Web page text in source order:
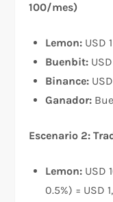
100/mes)
Lemon: USD
Buenbit:
Binance:
Ganador:
Escenario 2:
Lemon: USD
0.5%) = USD